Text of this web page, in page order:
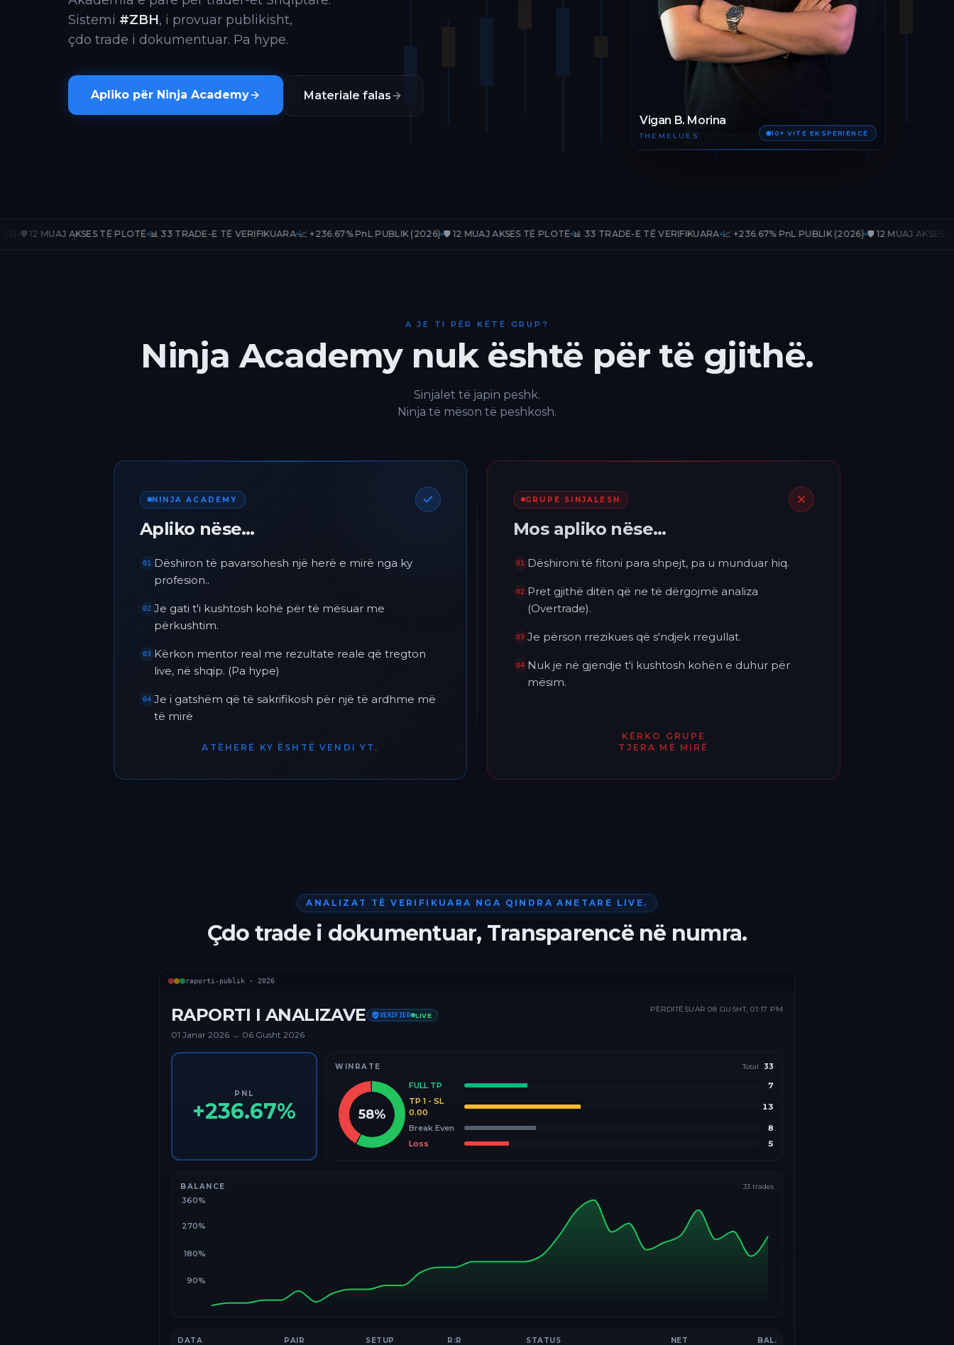
Vigan B. Morina
THEMELUES 10+ VITE EKSPERIENCË
Sistemi #ZBH, i provuar publikisht,
çdo trade i dokumentuar. Pa hype.
Apliko për Ninja Academy Materiale falas
TË PLOTË 📊 33 TRADE-E TË VERIFIKUARA 📈 +236.67% PnL PUBLIK (2026) 🛡️ 12 MUAJ AKSES TË PLOTË 📊 33 TRADE-E TË VERIFIKUARA 📈 +236.67% PnL PUBLIK (2026) 🛡️ 12 MUAJ AKSES TË PLOTË 📊 33
A JE TI PËR KËTË GRUP?
Ninja Academy nuk është për të gjithë.
Sinjalet të japin peshk.
Ninja të mëson të peshkosh.
GRUPE SINJALESH
Mos apliko nëse…
01 Dëshironi të fitoni para shpejt, pa u munduar hiq.
02 Pret gjithë ditën që ne të dërgojmë analiza
(Overtrade).
03 Je përson rrezikues që s'ndjek rregullat.
04 Nuk je në gjendje t'i kushtosh kohën e duhur për
mësim.
KËRKO GRUPE
TJERA MË MIRË
NINJA ACADEMY
Apliko nëse…
01
Dëshiron të pavarsohesh një herë e mirë nga ky
profesion..
02 Je gati t'i kushtosh kohë për të mësuar me
përkushtim.
03 Kërkon mentor real me rezultate reale që tregton
live, në shqip. (Pa hype)
04 Je i gatshëm që të sakrifikosh për një të ardhme më
të mirë
ATËHERË KY ËSHTË VENDI YT.
ANALIZAT TË VERIFIKUARA NGA QINDRA ANETARE LIVE.
Çdo trade i dokumentuar, Transparencë në numra.
raporti-publik · 2026
RAPORTI I ANALIZAVE VERIFIED LIVE
01 Janar 2026 → 06 Gusht 2026
PËRDITËSUAR 08 GUSHT, 01:17 PM
PNL
+236.67%
WINRATE Total 33
58%
FULL TP
7
TP 1 - SL
0.00
13
Break Even
8
Loss
5
BALANCE 33 trades
90%
180%
270%
360%
DATA PAIR SETUP R:R STATUS NET BAL.